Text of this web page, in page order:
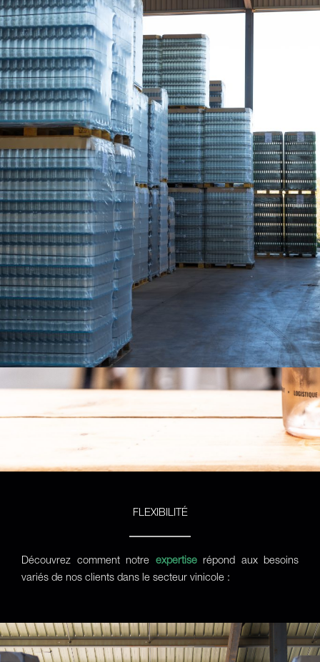
FLEXIBILITÉ
Découvrez comment notre expertiserépond aux besoins
variés de nos clients dans le secteur vinicole :